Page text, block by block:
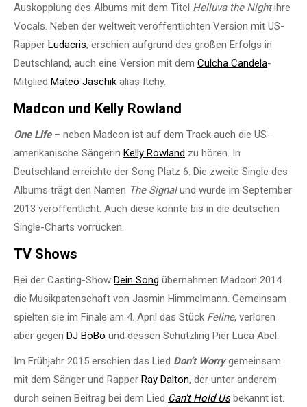
Auskopplung des Albums mit dem Titel Helluva the Nightihre
Vocals. Neben der weltweit veröffentlichten Version mit US-
Rapper Ludacris, erschien aufgrund des großen Erfolgs in
Deutschland, auch eine Version mit dem Culcha Candela-
Mitglied Mateo Jaschik alias Itchy.
Madcon und Kelly Rowland
One Life– neben Madcon ist auf dem Track auch die US-
amerikanische Sängerin Kelly Rowland zu hören. In
Deutschland erreichte der Song Platz 6. Die zweite Single des
Albums trägt den Namen The Signalund wurde im September
2013 veröffentlicht. Auch diese konnte bis in die deutschen
Single-Charts vorrücken.
TV Shows
Bei der Casting-Show Dein Song übernahmen Madcon 2014
die Musikpatenschaft von Jasmin Himmelmann. Gemeinsam
spielten sie im Finale am 4. April das Stück Feline, verloren
aber gegen DJ BoBo und dessen Schützling Pier Luca Abel.
Im Frühjahr 2015 erschien das Lied Don’t Worry gemeinsam
mit dem Sänger und Rapper Ray Dalton, der unter anderem
durch seinen Beitrag bei dem Lied Can′t Hold Usbekannt ist.